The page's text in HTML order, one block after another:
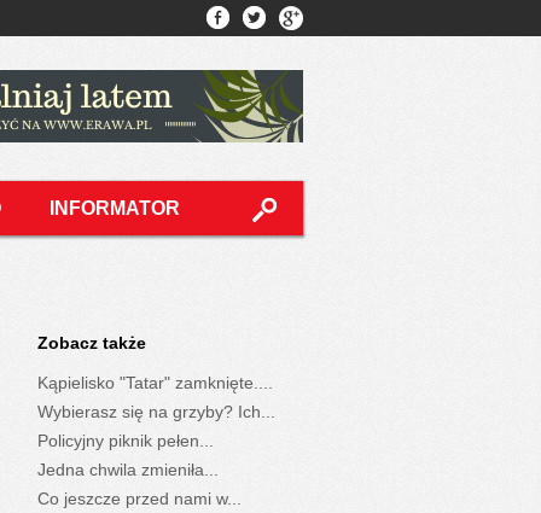
INFORMATOR
Zobacz także
Kąpielisko "Tatar" zamknięte....
Wybierasz się na grzyby? Ich...
Policyjny piknik pełen...
Jedna chwila zmieniła...
Co jeszcze przed nami w...